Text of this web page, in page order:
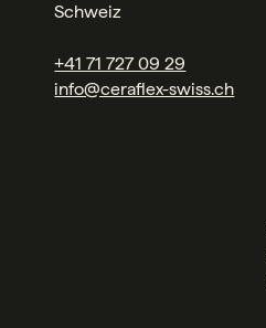
Schweiz
+41 71 727 09 29
info@ceraflex-swiss.ch